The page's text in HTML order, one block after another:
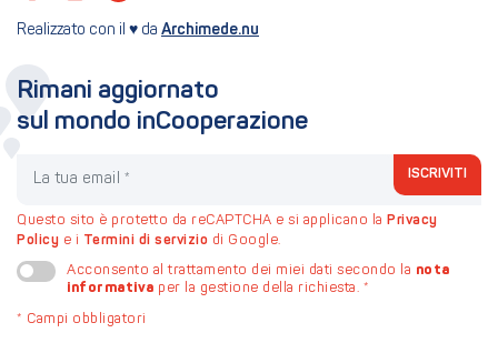
Realizzato con il ♥ da Archimede.nu
Rimani aggiornato
sul mondo inCooperazione
ISCRIVITI
Questo sito è protetto da reCAPTCHA e si applicano la Privacy
Policy e i Termini di servizio di Google.
Acconsento al trattamento dei miei dati secondo la nota
informativa per la gestione della richiesta. *
* Campi obbligatori